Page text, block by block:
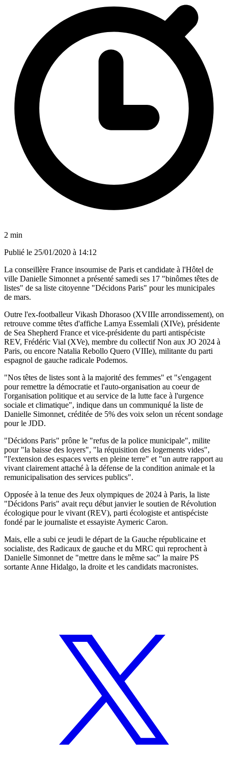
2 min
Publié le 25/01/2020 à 14:12
La conseillère France insoumise de Paris et candidate à l'Hôtel de
ville Danielle Simonnet a présenté samedi ses 17 "binômes têtes de
listes" de sa liste citoyenne "Décidons Paris" pour les municipales
de mars.
Outre l'ex-footballeur Vikash Dhorasoo (XVIIIe arrondissement), on
retrouve comme têtes d'affiche Lamya Essemlali (XIVe), présidente
de Sea Shepherd France et vice-présidente du parti antispéciste
REV, Frédéric Vial (XVe), membre du collectif Non aux JO 2024 à
Paris, ou encore Natalia Rebollo Quero (VIIIe), militante du parti
espagnol de gauche radicale Podemos.
"Nos têtes de listes sont à la majorité des femmes" et "s'engagent
pour remettre la démocratie et l'auto-organisation au coeur de
l'organisation politique et au service de la lutte face à l'urgence
sociale et climatique", indique dans un communiqué la liste de
Danielle Simonnet, créditée de 5% des voix selon un récent sondage
pour le JDD.
"Décidons Paris" prône le "refus de la police municipale", milite
pour "la baisse des loyers", "la réquisition des logements vides",
"l'extension des espaces verts en pleine terre" et "un autre rapport au
vivant clairement attaché à la défense de la condition animale et la
remunicipalisation des services publics".
Opposée à la tenue des Jeux olympiques de 2024 à Paris, la liste
"Décidons Paris" avait reçu début janvier le soutien de Révolution
écologique pour le vivant (REV), parti écologiste et antispéciste
fondé par le journaliste et essayiste Aymeric Caron.
Mais, elle a subi ce jeudi le départ de la Gauche républicaine et
socialiste, des Radicaux de gauche et du MRC qui reprochent à
Danielle Simonnet de "mettre dans le même sac" la maire PS
sortante Anne Hidalgo, la droite et les candidats macronistes.